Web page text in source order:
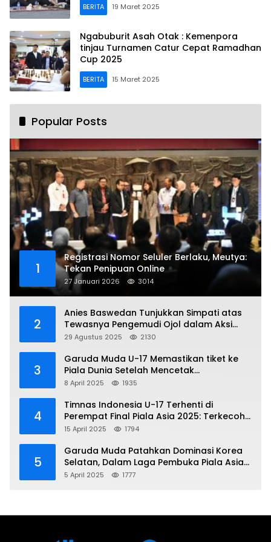
BERITA 19 Maret 2025
Ngabuburit Asah Otak : Kemenpora
tinjau Turnamen Catur Cepat Ramadhan
Cup 2025
BERITA 15 Maret 2025
Popular Posts
1
Registrasi Nomor Seluler Berlaku, Meutya:
Tekan Penipuan Online
27 Januari 2026 3014
2
Anies Baswedan Tunjukkan Simpati atas
Tewasnya Pengemudi Ojol dalam Aksi
Demo
29 Agustus 2025 2130
3
Garuda Muda U-17 Memastikan tiket ke
Piala Dunia Setelah Mencetak
Kemenangan Gemilang atas Yaman 4-1 di
8 April 2025 1935
4
Timnas Indonesia U-17 Terhenti di
Perempat Final Piala Asia 2025: Terkecoh
Korea Utara
15 April 2025 1794
5
Garuda Muda Patahkan Dominasi Korea
Selatan, Dalam Laga Pembuka Piala Asia
2025 U-17
5 April 2025 1777